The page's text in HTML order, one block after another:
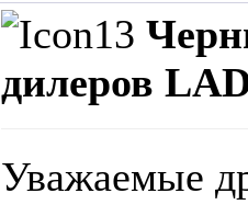
дилеров
Уважаемые